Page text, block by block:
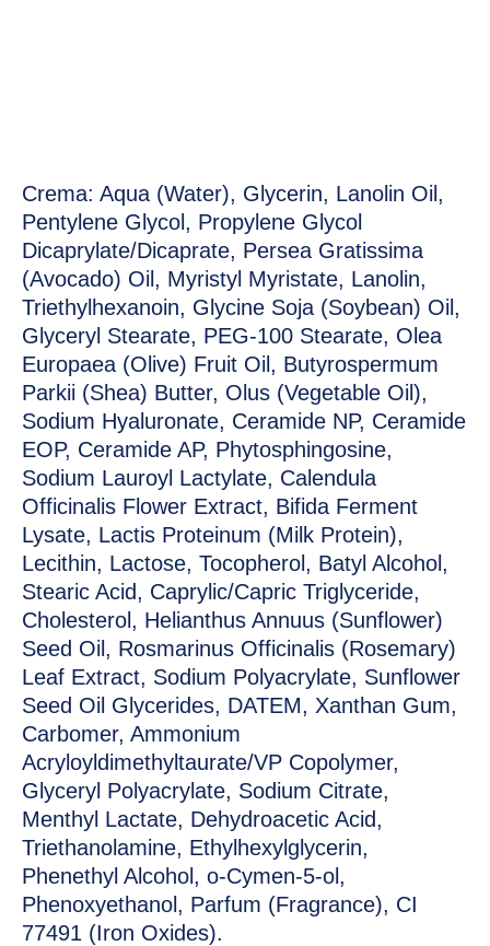
Crema: Aqua (Water), Glycerin, Lanolin Oil,
Pentylene Glycol, Propylene Glycol
Dicaprylate/Dicaprate, Persea Gratissima
(Avocado) Oil, Myristyl Myristate, Lanolin,
Triethylhexanoin, Glycine Soja (Soybean) Oil,
Glyceryl Stearate, PEG-100 Stearate, Olea
Europaea (Olive) Fruit Oil, Butyrospermum
Parkii (Shea) Butter, Olus (Vegetable Oil),
Sodium Hyaluronate, Ceramide NP, Ceramide
EOP, Ceramide AP, Phytosphingosine,
Sodium Lauroyl Lactylate, Calendula
Officinalis Flower Extract, Bifida Ferment
Lysate, Lactis Proteinum (Milk Protein),
Lecithin, Lactose, Tocopherol, Batyl Alcohol,
Stearic Acid, Caprylic/Capric Triglyceride,
Cholesterol, Helianthus Annuus (Sunflower)
Seed Oil, Rosmarinus Officinalis (Rosemary)
Leaf Extract, Sodium Polyacrylate, Sunflower
Seed Oil Glycerides, DATEM, Xanthan Gum,
Carbomer, Ammonium
Acryloyldimethyltaurate/VP Copolymer,
Glyceryl Polyacrylate, Sodium Citrate,
Menthyl Lactate, Dehydroacetic Acid,
Triethanolamine, Ethylhexylglycerin,
Phenethyl Alcohol, o-Cymen-5-ol,
Phenoxyethanol, Parfum (Fragrance), CI
77491 (Iron Oxides).